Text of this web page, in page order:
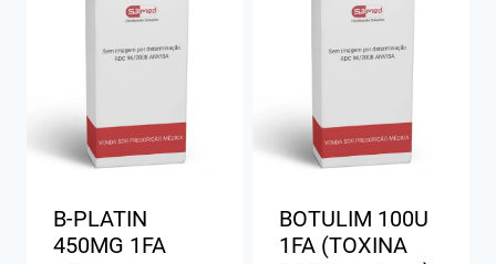
B-PLATIN
450MG 1FA
BOTULIM 100U
1FA (TOXINA